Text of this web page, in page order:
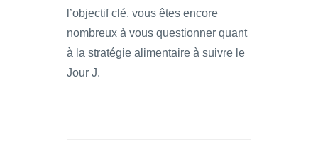
l’objectif clé, vous êtes encore
nombreux à vous questionner quant
à la stratégie alimentaire à suivre le
Jour J.